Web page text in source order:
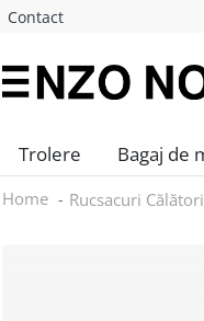
Contact
Trolere Bagaj de
Home Rucsacuri